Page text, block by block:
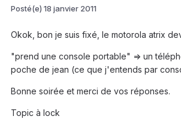
Posté(e) 18 janvier 2011
Okok, bon je suis fixé, le motorola atrix
"prend une console portable" => un
poche de jean (ce que j'entends par
Bonne soirée et merci de vos réponses.
Topic à lock